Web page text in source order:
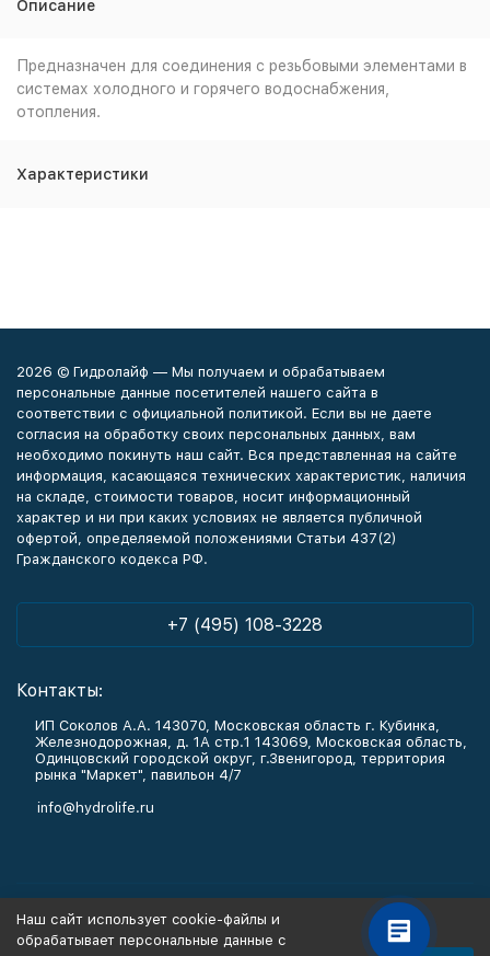
Описание
Предназначен для соединения с резьбовыми элементами в
системах холодного и горячего водоснабжения,
отопления.
Характеристики
2026 © Гидролайф — Мы получаем и обрабатываем
персональные данные посетителей нашего сайта в
соответствии с официальной политикой. Если вы не даете
согласия на обработку своих персональных данных, вам
необходимо покинуть наш сайт. Вся представленная на сайте
информация, касающаяся технических характеристик, наличия
на складе, стоимости товаров, носит информационный
характер и ни при каких условиях не является публичной
офертой, определяемой положениями Статьи 437(2)
Гражданского кодекса РФ.
+7 (495) 108-3228
Контакты:
ИП Соколов А.А. 143070, Московская область г. Кубинка,
Железнодорожная, д. 1А стр.1 143069, Московская область,
Одинцовский городской округ, г.Звенигород, территория
рынка "Маркет", павильон 4/7
info@hydrolife.ru
Наш сайт использует cookie-файлы и
обрабатывает персональные данные с